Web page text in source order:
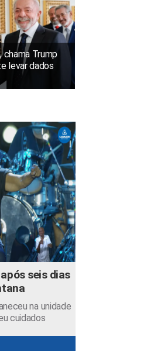
Trump
levar dados
seis dias
na unidade
cuidados